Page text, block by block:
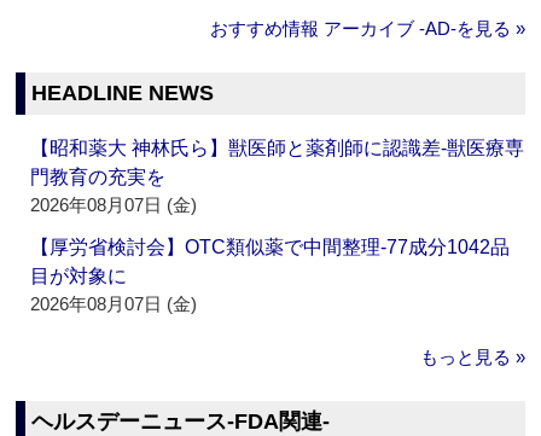
おすすめ情報 アーカイブ ‐AD‐を見る »
HEADLINE NEWS
【昭和薬大 神林氏ら】獣医師と薬剤師に認識差‐獣医療専
門教育の充実を
2026年08月07日 (金)
【厚労省検討会】OTC類似薬で中間整理‐77成分1042品
目が対象に
2026年08月07日 (金)
もっと見る »
ヘルスデーニュース‐FDA関連‐